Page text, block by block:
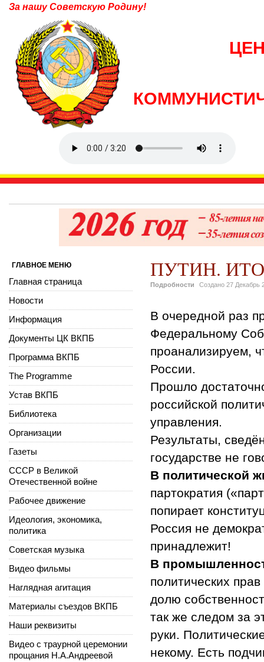
За нашу Советскую Родину!
ПУТИН.
Подробности Создано 27 Декабрь
В очередной раз
Федеральному
проанализируем,
России.
Прошло
российской
управления.
Результаты,
государстве не
В политической
партократия
попирает
Россия не
принадлежит!
В
политических
долю
так же следом за
руки.
некому. Есть
ГЛАВНОЕ МЕНЮ
Главная страница
Новости
Информация
Документы ЦК ВКПБ
Программа ВКПБ
The Programme
Устав ВКПБ
Библиотека
Организации
Газеты
СССР в Великой
Отечественной войне
Рабочее движение
Идеология, экономика,
политика
Советская музыка
Видео фильмы
Наглядная агитация
Материалы съездов ВКПБ
Наши реквизиты
Видео с траурной церемонии
прощания Н.А.Андреевой